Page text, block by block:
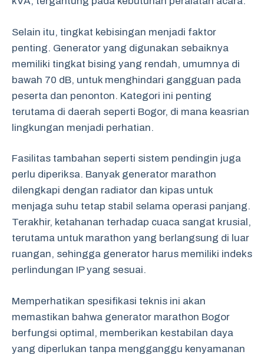
Selain itu, tingkat kebisingan menjadi faktor
penting. Generator yang digunakan sebaiknya
memiliki tingkat bising yang rendah, umumnya di
bawah 70 dB, untuk menghindari gangguan pada
peserta dan penonton. Kategori ini penting
terutama di daerah seperti Bogor, di mana keasrian
lingkungan menjadi perhatian.
Fasilitas tambahan seperti sistem pendingin juga
perlu diperiksa. Banyak generator marathon
dilengkapi dengan radiator dan kipas untuk
menjaga suhu tetap stabil selama operasi panjang.
Terakhir, ketahanan terhadap cuaca sangat krusial,
terutama untuk marathon yang berlangsung di luar
ruangan, sehingga generator harus memiliki indeks
perlindungan IP yang sesuai.
Memperhatikan spesifikasi teknis ini akan
memastikan bahwa generator marathon Bogor
berfungsi optimal, memberikan kestabilan daya
yang diperlukan tanpa mengganggu kenyamanan